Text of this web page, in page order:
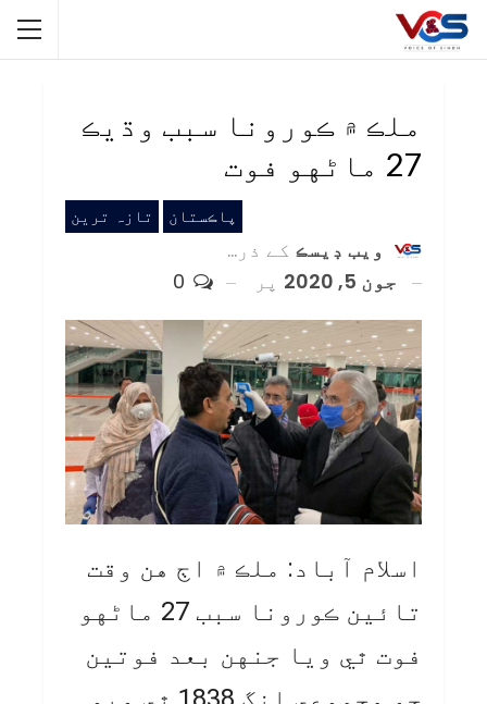
ملڪ ۾ ڪورونا سبب وڌيڪ
27 ماڻهو فوت
پاڪستان تازہ ترین
ويب ڊيسڪ کے ذریعہ
جون 5, 2020
پر
اسلام آباد: ملڪ ۾ اڄ هن وقت
تائين ڪورونا سبب 27 ماڻهو
فوت ٿي ويا جنهن بعد فوتين